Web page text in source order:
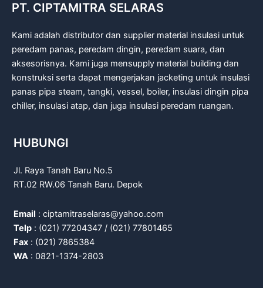
PT. CIPTAMITRA SELARAS
Kami adalah distributor dan supplier material insulasi untuk
peredam panas, peredam dingin, peredam suara, dan
aksesorisnya. Kami juga mensupply material building dan
konstruksi serta dapat mengerjakan jacketing untuk insulasi
panas pipa steam, tangki, vessel, boiler, insulasi dingin pipa
chiller, insulasi atap, dan juga insulasi peredam ruangan.
HUBUNGI
Jl. Raya Tanah Baru No.5
RT.02 RW.06 Tanah Baru. Depok
Email : ciptamitraselaras@yahoo.com
Telp : (021) 77204347 / (021) 77801465
Fax : (021) 7865384
WA : 0821-1374-2803